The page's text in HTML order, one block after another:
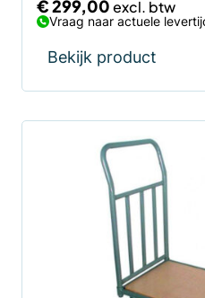
€299,00
Vraag naar actuele
Bekijk product